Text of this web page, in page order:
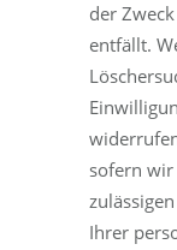
der
entfällt.
sofern
Ihrer